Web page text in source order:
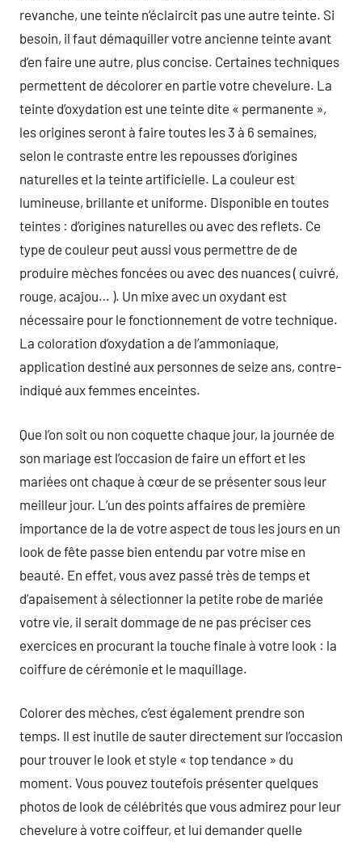
revanche, une teinte n’éclaircit pas une autre teinte. Si
besoin, il faut démaquiller votre ancienne teinte avant
d’en faire une autre, plus concise. Certaines techniques
permettent de décolorer en partie votre chevelure. La
teinte d’oxydation est une teinte dite « permanente »,
les origines seront à faire toutes les 3 à 6 semaines,
selon le contraste entre les repousses d’origines
naturelles et la teinte artificielle. La couleur est
lumineuse, brillante et uniforme. Disponible en toutes
teintes : d’origines naturelles ou avec des reflets. Ce
type de couleur peut aussi vous permettre de de
produire mèches foncées ou avec des nuances ( cuivré,
rouge, acajou… ). Un mixe avec un oxydant est
nécessaire pour le fonctionnement de votre technique.
La coloration d’oxydation a de l’ammoniaque,
application destiné aux personnes de seize ans, contre-
indiqué aux femmes enceintes.
Que l’on soit ou non coquette chaque jour, la journée de
son mariage est l’occasion de faire un effort et les
mariées ont chaque à cœur de se présenter sous leur
meilleur jour. L’un des points affaires de première
importance de la de votre aspect de tous les jours en un
look de fête passe bien entendu par votre mise en
beauté. En effet, vous avez passé très de temps et
d’apaisement à sélectionner la petite robe de mariée
votre vie, il serait dommage de ne pas préciser ces
exercices en procurant la touche finale à votre look : la
coiffure de cérémonie et le maquillage.
Colorer des mèches, c’est également prendre son
temps. Il est inutile de sauter directement sur l’occasion
pour trouver le look et style « top tendance » du
moment. Vous pouvez toutefois présenter quelques
photos de look de célébrités que vous admirez pour leur
chevelure à votre coiffeur, et lui demander quelle